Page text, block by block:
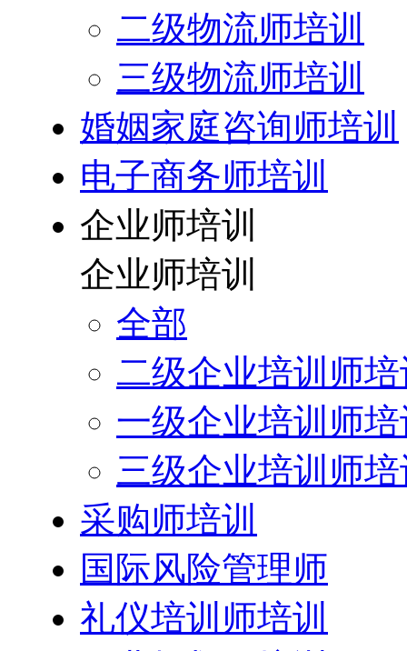
二级物流师培训
三级物流师培训
婚姻家庭咨询师培训
电子商务师培训
企业师培训
企业师培训
全部
二级企业培训师
一级企业培训师
三级企业培训师
采购师培训
国际风险管理师
礼仪培训师培训